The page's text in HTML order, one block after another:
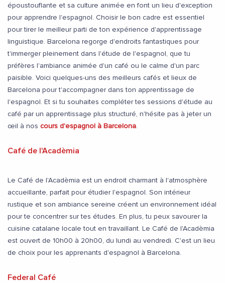
époustouflante et sa culture animée en font un lieu d'exception
pour apprendre l'espagnol. Choisir le bon cadre est essentiel
pour tirer le meilleur parti de ton expérience d'apprentissage
linguistique. Barcelona regorge d'endroits fantastiques pour
t'immerger pleinement dans l'étude de l'espagnol, que tu
préfères l'ambiance animée d'un café ou le calme d'un parc
paisible. Voici quelques-uns des meilleurs cafés et lieux de
Barcelona pour t'accompagner dans ton apprentissage de
l'espagnol. Et si tu souhaites compléter tes sessions d'étude au
café par un apprentissage plus structuré, n'hésite pas à jeter un
œil à nos cours d'espagnol à Barcelona.
Café de l'Acadèmia
Le Café de l'Acadèmia est un endroit charmant à l'atmosphère
accueillante, parfait pour étudier l'espagnol. Son intérieur
rustique et son ambiance sereine créent un environnement idéal
pour te concentrer sur tes études. En plus, tu peux savourer la
cuisine catalane locale tout en travaillant. Le Café de l'Acadèmia
est ouvert de 10h00 à 20h00, du lundi au vendredi. C'est un lieu
de choix pour les apprenants d'espagnol à Barcelona.
Federal Café